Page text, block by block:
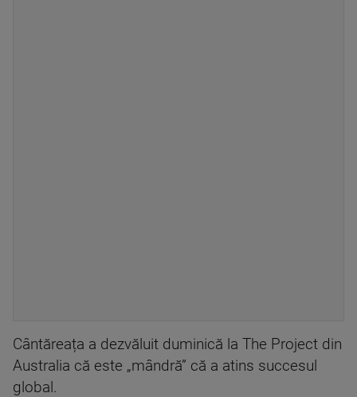
Cântăreața a dezvăluit duminică la The Project din
Australia că este „mândră” că a atins succesul
global.